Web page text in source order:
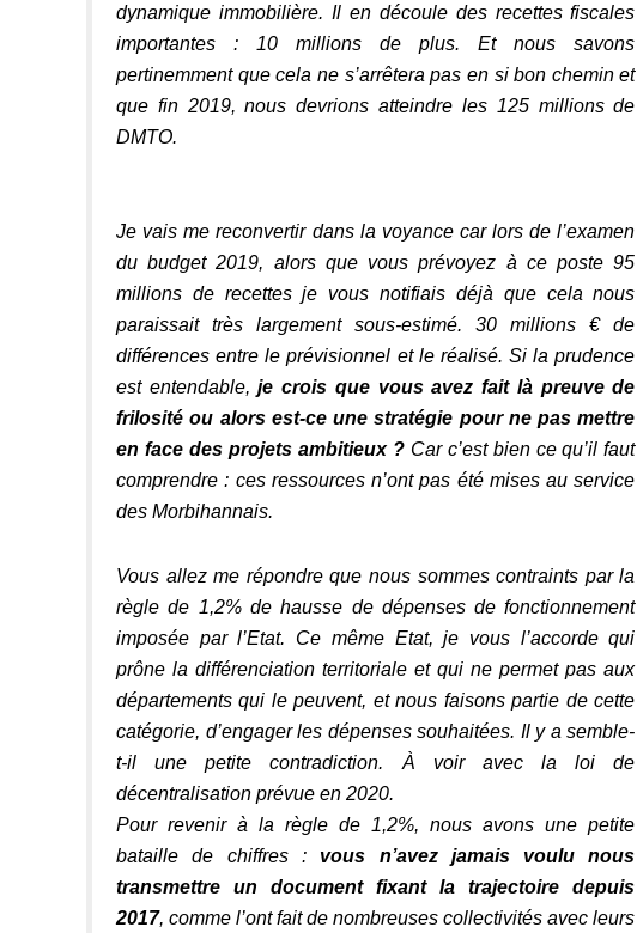
dynamique immobilière. Il en découle des recettes fiscales
importantes : 10 millions de plus. Et nous savons
pertinemment que cela ne s’arrêtera pas en si bon chemin et
que fin 2019, nous devrions atteindre les 125 millions de
DMTO.
Je vais me reconvertir dans la voyance car lors de l’examen
du budget 2019, alors que vous prévoyez à ce poste 95
millions de recettes je vous notifiais déjà que cela nous
paraissait très largement sous-estimé. 30 millions € de
différences entre le prévisionnel et le réalisé. Si la prudence
est entendable, je crois que vous avez fait là preuve de
frilosité ou alors est-ce une stratégie pour ne pas mettre
en face des projets ambitieux ?Car c’est bien ce qu’il faut
comprendre : ces ressources n’ont pas été mises au service
des Morbihannais.
Vous allez me répondre que nous sommes contraints par la
règle de 1,2% de hausse de dépenses de fonctionnement
imposée par l’Etat. Ce même Etat, je vous l’accorde qui
prône la différenciation territoriale et qui ne permet pas aux
départements qui le peuvent, et nous faisons partie de cette
catégorie, d’engager les dépenses souhaitées. Il y a semble-
t-il une petite contradiction. À voir avec la loi de
décentralisation prévue en 2020.
Pour revenir à la règle de 1,2%, nous avons une petite
bataille de chiffres : vous n’avez jamais voulu nous
transmettre un document fixant la trajectoire depuis
2017, comme l’ont fait de nombreuses collectivités avec leurs